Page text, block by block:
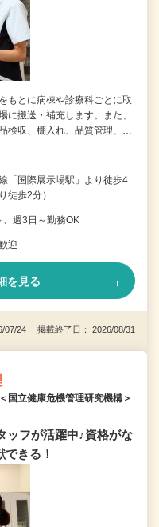
もとに病棟や診療科ごとに取
に搬送・補充します。また、
検収、棚入れ、品質管理、…
「国際展示場駅」より徒歩4
徒歩2分）
週3日～勤務OK
迎
を見る
07/24 掲載終了日： 2026/08/31
立健康危機管理研究機構＞
ッフが活躍中♪資格がな
きる！